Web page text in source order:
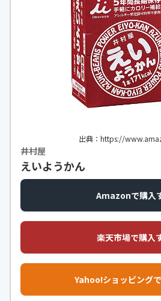
https://
出典：https://
井村屋
えいようかん
Amazonで購入
楽天市場で購入
Yahoo!ショッピング